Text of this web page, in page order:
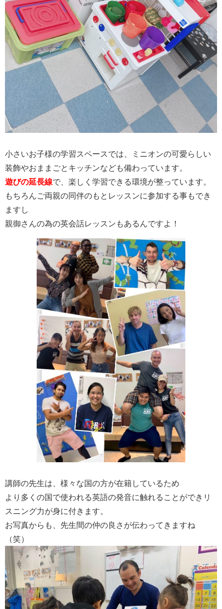
小さいお子様の学習スペースでは、ミニオンの可愛らしい
装飾やおままごとキッチンなども備わっています。
遊びの延長線で、楽しく学習できる環境が整っています。
もちろんご両親の同伴のもとレッスンに参加する事もでき
ますし
親御さんの為の英会話レッスンもあるんですよ！
講師の先生は、 様々な国の方が在籍しているため
より多くの国で使われる英語の発音に触れることができリ
スニング力が身に付きます。
お写真からも、先生間の仲の良さが伝わってきますね
（笑）